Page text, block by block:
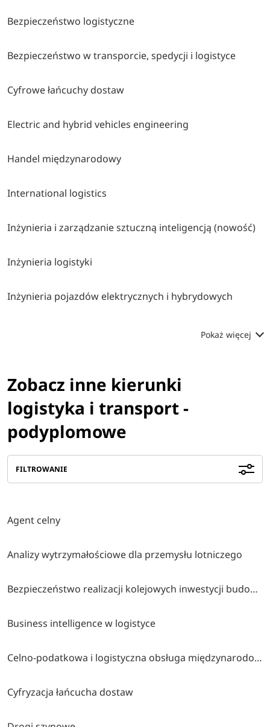
Bezpieczeństwo logistyczne
Bezpieczeństwo w transporcie, spedycji i logistyce
Cyfrowe łańcuchy dostaw
Electric and hybrid vehicles engineering
Handel międzynarodowy
International logistics
Inżynieria i zarządzanie sztuczną inteligencją (nowość)
Inżynieria logistyki
Inżynieria pojazdów elektrycznych i hybrydowych
Pokaż więcej
Zobacz inne kierunki
logistyka i transport -
podyplomowe
FILTROWANIE
Agent celny
Analizy wytrzymałościowe dla przemysłu lotniczego
Bezpieczeństwo realizacji kolejowych inwestycji budowlanych
Business intelligence w logistyce
Celno-podatkowa i logistyczna obsługa międzynarodowego obrotu towarowego
Cyfryzacja łańcucha dostaw